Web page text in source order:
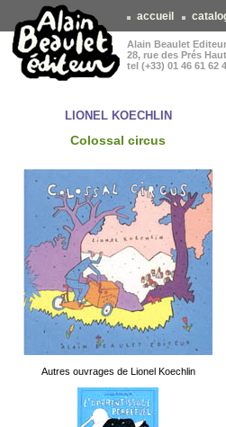
accueil
Alain Beaulet Editeur
28, rue des Prés
tel (+33) 01 46 61 62
LIONEL KOECHLIN
Colossal circus
Autres ouvrages de Lionel Koechlin